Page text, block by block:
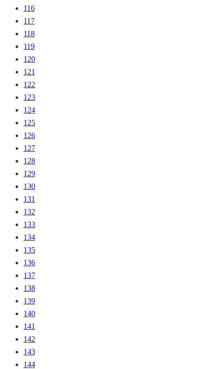
116
117
118
119
120
121
122
123
124
125
126
127
128
129
130
131
132
133
134
135
136
137
138
139
140
141
142
143
144